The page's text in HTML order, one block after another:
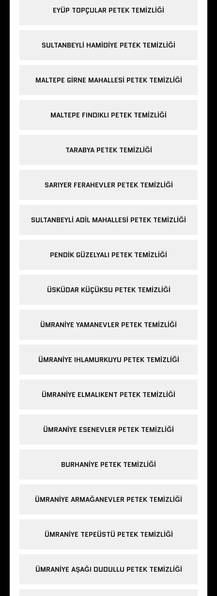
EYÜP TOPÇULAR PETEK TEMIZLIĞI
SULTANBEYLI HAMIDIYE PETEK TEMIZLIĞI
MALTEPE GIRNE MAHALLESI PETEK TEMIZLIĞI
MALTEPE FINDIKLI PETEK TEMIZLIĞI
TARABYA PETEK TEMIZLIĞI
SARIYER FERAHEVLER PETEK TEMIZLIĞI
SULTANBEYLI ADIL MAHALLESI PETEK TEMIZLIĞI
PENDIK GÜZELYALI PETEK TEMIZLIĞI
ÜSKÜDAR KÜÇÜKSU PETEK TEMIZLIĞI
ÜMRANIYE YAMANEVLER PETEK TEMIZLIĞI
ÜMRANIYE IHLAMURKUYU PETEK TEMIZLIĞI
ÜMRANIYE ELMALIKENT PETEK TEMIZLIĞI
ÜMRANIYE ESENEVLER PETEK TEMIZLIĞI
BURHANIYE PETEK TEMIZLIĞI
ÜMRANIYE ARMAĞANEVLER PETEK TEMIZLIĞI
ÜMRANIYE TEPEÜSTÜ PETEK TEMIZLIĞI
ÜMRANIYE AŞAĞI DUDULLU PETEK TEMIZLIĞI